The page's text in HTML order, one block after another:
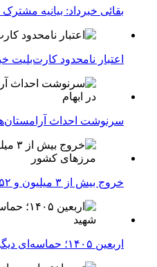
بقائی خبرداد: بیانیه
اعتبار نامحدود کارت‌بلیت
سرنوشت احداث
خروج بیش از ۳ میلیون و ۳۵۲ هزار زائر از مرزهای کشور
اربعین ۱۴۰۵؛ حماسه‌ای دیگر با سوگ رهبر شهید